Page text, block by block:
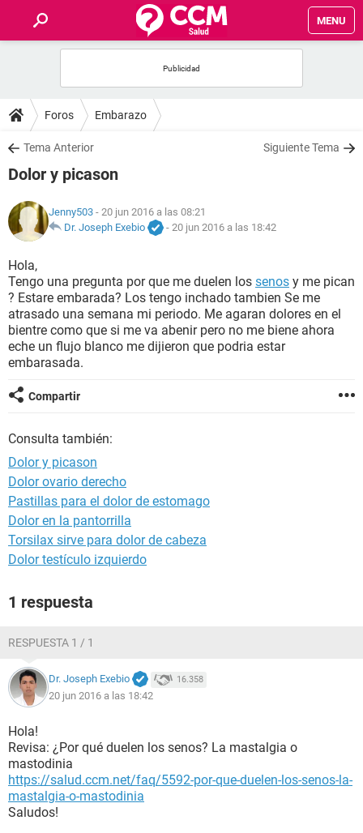
MENU
FOROS
SALUD
FAMILIA
NUTRICIÓN
BIENESTAR
SEXUALIDAD
GLOSARIO
Foros Embarazo
Tema Anterior Siguiente Tema
Dolor y picason
Jenny503 - 20 jun 2016 a las 08:21
Dr. Joseph Exebio
- 20 jun 2016 a las 18:42
Hola,
Tengo una pregunta por que me duelen los senos y me pican
? Estare embarada? Los tengo inchado tambien Se me
atrasado una semana mi periodo. Me agaran dolores en el
bientre como que si me va abenir pero no me biene ahora
eche un flujo blanco me dijieron que podria estar
embarasada.
Compartir
Consulta también:
Dolor y picason
Dolor ovario derecho
Pastillas para el dolor de estomago
Dolor en la pantorrilla
Torsilax sirve para dolor de cabeza
Dolor testículo izquierdo
1 respuesta
RESPUESTA 1 / 1
Dr. Joseph Exebio 16.358
20 jun 2016 a las 18:42
Hola!
Revisa: ¿Por qué duelen los senos? La mastalgia o
mastodinia
https://salud.ccm.net/faq/5592-por-que-duelen-los-senos-la-
mastalgia-o-mastodinia
Saludos!